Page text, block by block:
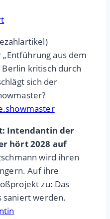
aus dem
Berlin kritisch durch
sich der
Intendantin der
hört 2028 auf
wird ihren
Auf ihre
zu: Das
saniert werden.